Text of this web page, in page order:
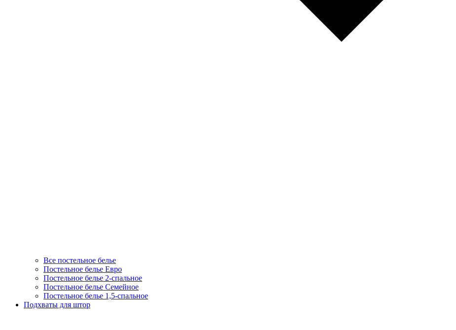
Все постельное белье
Постельное белье Евро
Постельное белье 2-спальное
Постельное белье Семейное
Постельное белье 1,5-спальное
Подхваты для штор